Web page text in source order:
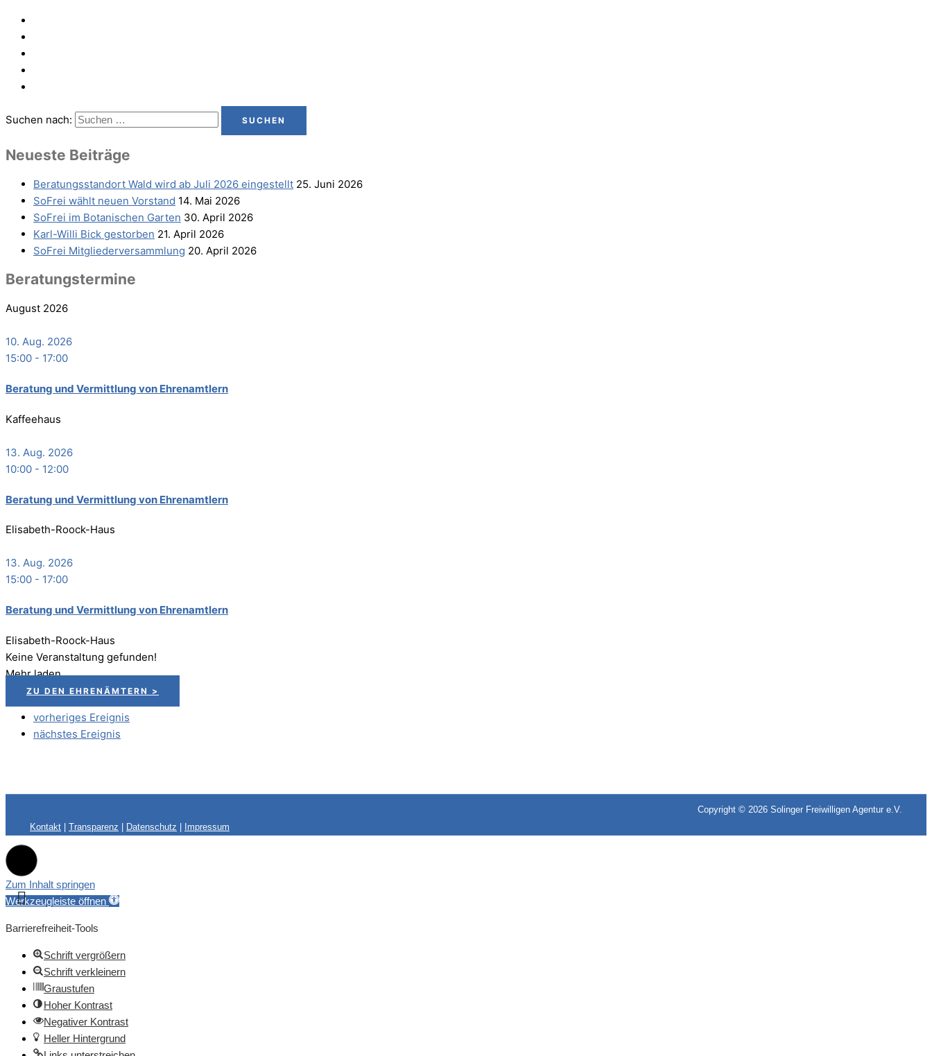
Suchen nach:
Neu­es­te Beiträge
Bera­tungs­stand­ort Wald wird ab Juli 2026 eingestellt 25. Juni 2026
SoFrei wählt neu­en Vorstand 14. Mai 2026
SoFrei im Bota­ni­schen Garten 30. April 2026
Karl-Wil­li Bick gestorben 21. April 2026
SoFrei Mit­glie­der­ver­samm­lung 20. April 2026
Bera­tungs­ter­mi­ne
August 2026
10. Aug. 2026
15:00 - 17:00
Bera­tung und Ver­mitt­lung von Ehrenamtlern
Kaffeehaus
13. Aug. 2026
10:00 - 12:00
Bera­tung und Ver­mitt­lung von Ehrenamtlern
Elisabeth-Roock-Haus
13. Aug. 2026
15:00 - 17:00
Bera­tung und Ver­mitt­lung von Ehrenamtlern
Elisabeth-Roock-Haus
Keine Veranstaltung gefunden!
Mehr laden
ZU DEN EHRENÄMTERN >
vorheriges Ereignis
nächstes Ereignis
Copyright © 2026 Solinger Freiwilligen Agentur e.V.
Kontakt | Transparenz | Datenschutz | Impressum
Zum Inhalt springen
Werkzeugleiste öffnen
Barrierefreiheit-Tools
Schrift vergrößern
Schrift verkleinern
Graustufen
Hoher Kontrast
Negativer Kontrast
Heller Hintergrund